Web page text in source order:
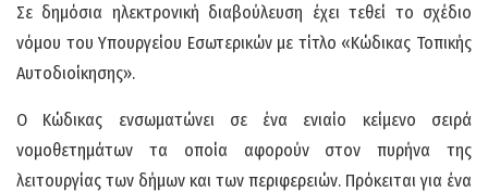
Σε δημόσια ηλεκτρονική διαβούλευση έχει τεθεί το σχέδιο
νόμου του Υπουργείου Εσωτερικών με τίτλο «Κώδικας Τοπικής
Αυτοδιοίκησης».
Ο Κώδικας ενσωματώνει σε ένα ενιαίο κείμενο σειρά
νομοθετημάτων τα οποία αφορούν στον πυρήνα της
λειτουργίας των δήμων και των περιφερειών. Πρόκειται για ένα